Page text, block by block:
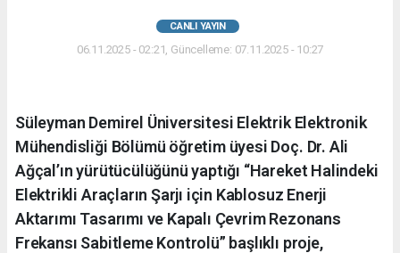
CANLI YAYIN
06.11.2025 - 02:21, Güncelleme: 07.11.2025 - 10:27
Süleyman Demirel Üniversitesi Elektrik Elektronik
Mühendisliği Bölümü öğretim üyesi Doç. Dr. Ali
Ağçal’ın yürütücülüğünü yaptığı “Hareket Halindeki
Elektrikli Araçların Şarjı için Kablosuz Enerji
Aktarımı Tasarımı ve Kapalı Çevrim Rezonans
Frekansı Sabitleme Kontrolü” başlıklı proje,